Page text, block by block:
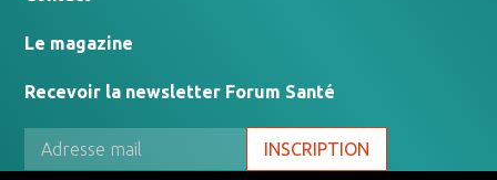
Le magazine
Recevoir la newsletter Forum Santé
INSCRIPTION